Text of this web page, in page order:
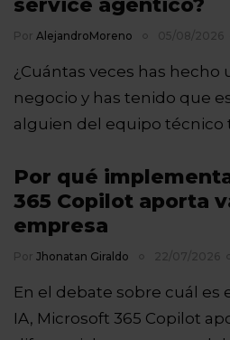
service agéntico?
Por AlejandroMoreno 05/08/2026
¿Cuántas veces has
negocio y has tenido que
alguien del equipo técnico
Por qué
365 Copilot aporta
empresa
Por Jhonatan Giraldo 22/07/2026
En el debate sobre cuál
IA, Microsoft 365 Copilot